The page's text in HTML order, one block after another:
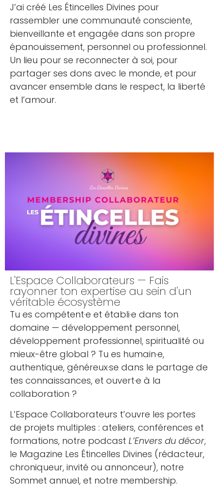
J’ai créé Les Étincelles Divines pour
rassembler une communauté consciente,
bienveillante et engagée dans son propre
épanouissement, personnel ou professionnel.
Un lieu pour se reconnecter à soi, pour
partager ses dons avec le monde, et pour
avancer ensemble dans le respect, la liberté
et l’amour.
L'Espace Collaborateurs — Fais
rayonner ton expertise au sein d'un
véritable écosystème
Tu es compétent·e et établi·e dans ton
domaine — développement personnel,
développement professionnel, spiritualité ou
mieux-être global ? Tu es humain·e,
authentique, généreux·se dans le partage de
tes connaissances, et ouvert·e à la
collaboration ?
L’Espace Collaborateurs t’ouvre les portes
de projets multiples : ateliers, conférences et
formations, notre podcast L’Envers du décor,
le Magazine Les Étincelles Divines (rédacteur,
chroniqueur, invité ou annonceur), notre
Sommet annuel, et notre membership.